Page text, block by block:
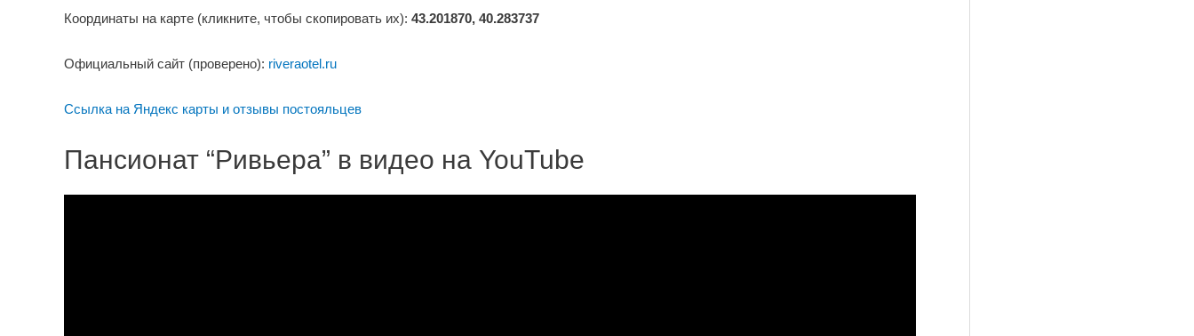
Координаты на карте (кликните, чтобы скопировать их): 43.201870, 40.283737
Официальный сайт (проверено): riveraotel.ru
Ссылка на Яндекс карты и отзывы постояльцев
Пансионат “Ривьера” в видео на YouTube